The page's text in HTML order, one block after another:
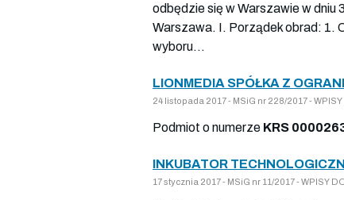
odbędzie się w Warszawie w
Warszawa. I. Porządek obrad: 1.
wyboru...
LIONMEDIA SPÓŁKA Z
24 listopada 2017 - MSiG nr 228/2017 -
Podmiot o numerze KRS
INKUBATOR
17 stycznia 2017 - MSiG nr 11/2017 - WPISY